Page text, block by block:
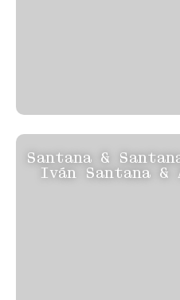
Santana &
Iván Santana &